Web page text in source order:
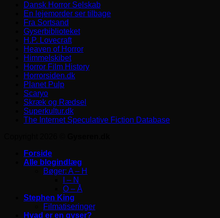
Dansk Horror Selskab
En lejemorder ser tilbage
Fra Sortsand
Gyserbiblioteket
H.P. Lovecraft
Heaven of Horror
Himmelskibet
Horror Film History
Horrorsiden.dk
Planet Pulp
Scaryo
Skræk og Rædsel
Superkultur.dk
The Internet Speculative Fiction Database
Forside
Alle blogindlæg
Bøger: A – H
I – N
O – Å
Stephen King
Filmatiseringer
Hvad er en gyser?